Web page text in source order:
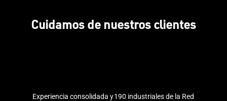
Cuidamos de nuestros clientes
Experiencia consolidada y190 industriales de la Red